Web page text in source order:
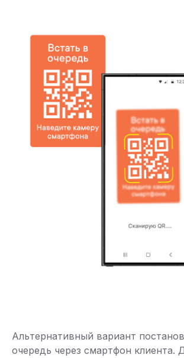
Альтернативный вариант
очередь через смартфон клиента.